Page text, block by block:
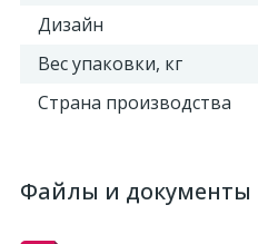
Дизайн
Вес упаковки, кг
Страна производства
Файлы и документы